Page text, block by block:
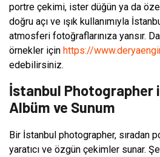
portre çekimi, ister düğün ya da
doğru açı ve ışık kullanımıyla
atmosferi fotoğraflarınıza yansır.
örnekler için https://
edebilirsiniz.
İstanbul Photographer
Albüm ve Sunum
Bir İstanbul photographer, sıradan
yaratıcı ve özgün çekimler sunar.